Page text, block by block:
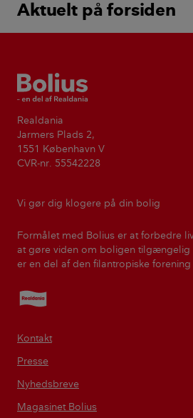
Aktuelt på forsiden
Bolius
Realdania
Jarmers Plads 2,
1551 København V
CVR-nr. 55542228
Vi gør dig klogere på din bolig
Formålet med Bolius er at forbedre
at gøre viden om boligen tilgængelig
er en del af den filantropiske forening
Realdania
Kontakt
Presse
Nyhedsbreve
Magasinet Bolius